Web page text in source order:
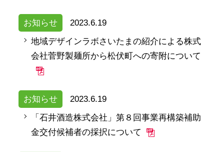
お知らせ
2023.6.19
地域デザインラボさいたまの紹介による株式
会社菅野製麺所から松伏町への寄附について
お知らせ
2023.6.19
「石井酒造株式会社」第８回事業再構築補助
金交付候補者の採択について